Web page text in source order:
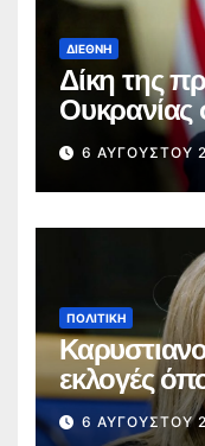
ΔΙΕΘΝΉ
Δίκη της
Ουκρανίας
6 ΑΥΓΟΎΣΤΟΥ
ΠΟΛΙΤΙΚΉ
εκλογές
6 ΑΥΓΟΎΣΤΟΥ